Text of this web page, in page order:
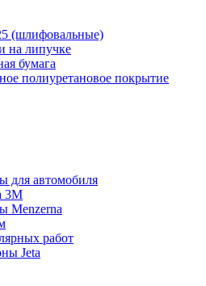
(шлифовальные)
на липучке
бумага
полиуретановое покрытие
для автомобиля
3М
Menzerna
работ
Jeta